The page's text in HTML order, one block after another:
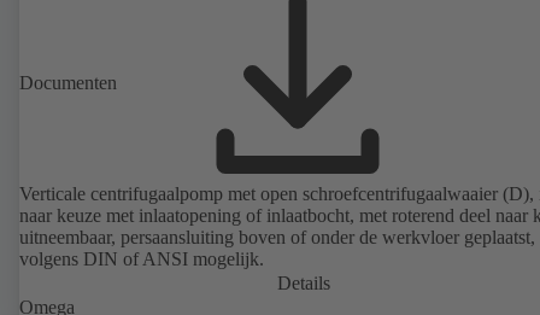
Documenten
Verticale centrifugaalpomp met open schroefcentrifugaalwaaier (D),
naar keuze met inlaatopening of inlaatbocht, met roterend deel naar
uitneembaar, persaansluiting boven of onder de werkvloer geplaatst,
volgens DIN of ANSI mogelijk.
Details
Omega